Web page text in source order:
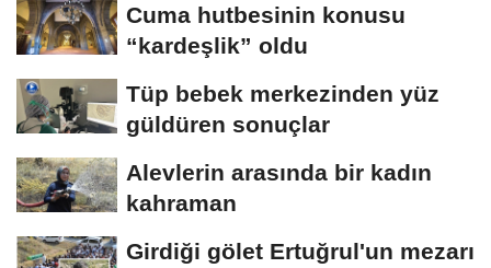
Cuma hutbesinin konusu
“kardeşlik” oldu
Tüp bebek merkezinden yüz
güldüren sonuçlar
Alevlerin arasında bir kadın
kahraman
Girdiği gölet Ertuğrul'un mezarı